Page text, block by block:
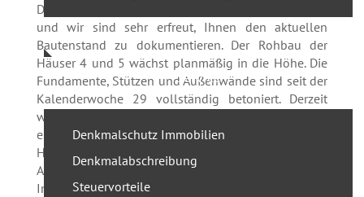
Referenzen
Service
Denkmalschutz Immobilien
Denkmalabschreibung
Steuervorteile
Die Baustelle und der Rohbau schreiten zügig voran
und wir sind sehr erfreut, Ihnen den aktuellen
Bautenstand zu dokumentieren. Der Rohbau der
Häuser 4 und 5 wächst planmäßig in die Höhe. Die
Fundamente, Stützen und Außenwände sind seit der
Kalenderwoche 29 vollständig betoniert. Derzeit
wird die Decke über der Tiefgarage abschnittsweise
eingeschalt und betoniert. Die Tiefgarage unter den
Häusern 4 und 5 wird voraussichtlich bis Mitte
August fertiggestellt sein. Von den gemauerten
Innenwänden im Tiefgaragen- und Kellergeschoss